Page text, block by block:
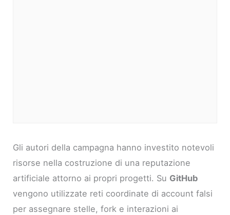
Gli autori della campagna hanno investito notevoli
risorse nella costruzione di una reputazione
artificiale attorno ai propri progetti. Su GitHub
vengono utilizzate reti coordinate di account falsi
per assegnare stelle, fork e interazioni ai